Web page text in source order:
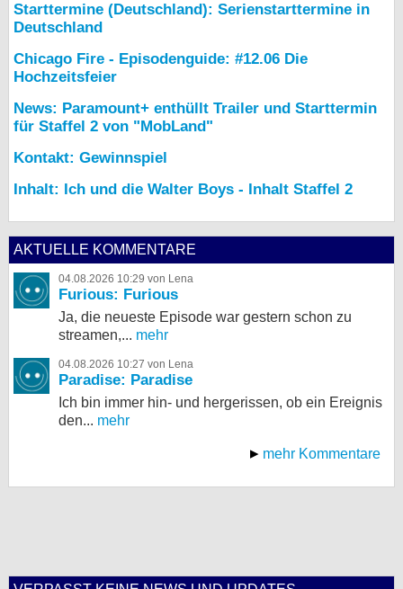
Starttermine (Deutschland): Serienstarttermine in
Deutschland
Chicago Fire - Episodenguide: #12.06 Die
Hochzeitsfeier
News: Paramount+ enthüllt Trailer und Starttermin
für Staffel 2 von "MobLand"
Kontakt: Gewinnspiel
Inhalt: Ich und die Walter Boys - Inhalt Staffel 2
AKTUELLE KOMMENTARE
04.08.2026 10:29 von Lena
Furious: Furious
Ja, die neueste Episode war gestern schon zu
streamen,... mehr
04.08.2026 10:27 von Lena
Paradise: Paradise
Ich bin immer hin- und hergerissen, ob ein Ereignis
den... mehr
mehr Kommentare